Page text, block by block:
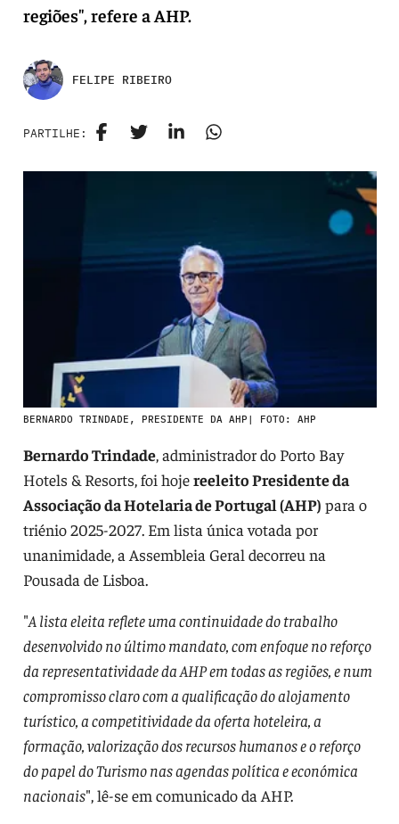
regiões", refere a AHP.
FELIPE RIBEIRO
PARTILHE:
BERNARDO TRINDADE, PRESIDENTE DA AHP| FOTO: AHP
Bernardo Trindade, administrador do Porto Bay
Hotels & Resorts, foi hojereeleito Presidente da
Associação da Hotelaria de Portugal (AHP) para o
triénio 2025-2027. Em lista única votada por
unanimidade, a Assembleia Geral decorreu na
Pousada de Lisboa.
"A lista eleita reflete uma continuidade do trabalho
desenvolvido no último mandato, com enfoque no reforço
da representatividade da AHP em todas as regiões, e num
compromisso claro com a qualificação do alojamento
turístico, a competitividade da oferta hoteleira, a
formação, valorização dos recursos humanos e o reforço
do papel do Turismo nas agendas política e económica
nacionais", lê-se em comunicado da AHP.